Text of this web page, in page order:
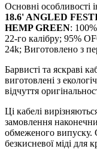
Основні особливості
18.6' ANGLED
HEMP GREEN:
22-го калібру; 95%
24k; Виготовлено з
Барвисті та яскраві
виготовлені з
відчуття
Ці кабелі
замовлення
обмеженого випуску.
безкисневої міді для